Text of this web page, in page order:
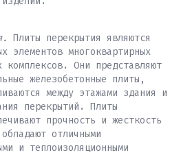
Плиты перекрытия являются
элементов многоквартирных
комплексов. Они представляют
железобетонные плиты,
между этажами здания и
перекрытий. Плиты
прочность и жесткость
отличными
и теплоизоляционными